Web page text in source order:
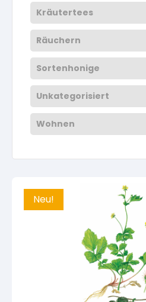
Kräutertees
Räuchern
Sortenhonige
Unkategorisiert
Wohnen
Aus der eigenen Nähstube
Neu!